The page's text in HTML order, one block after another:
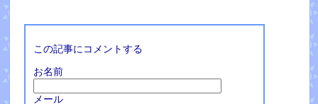
この記事にコメントする
お名前
メール